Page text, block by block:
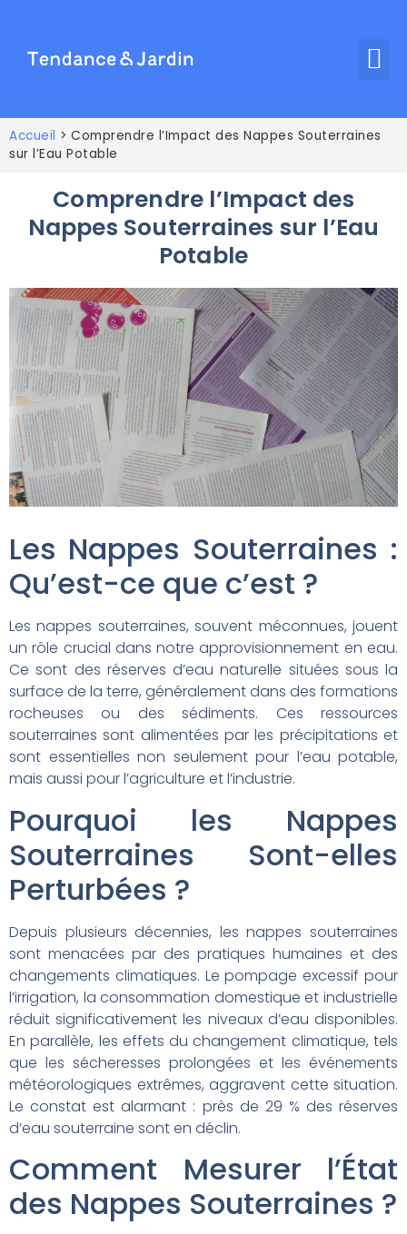
Accueil > Comprendre l’Impact des Nappes Souterraines
sur l’Eau Potable
Comprendre l’Impact des
Nappes Souterraines sur l’Eau
Potable
Les Nappes Souterraines :
Qu’est-ce que c’est ?
Les nappes souterraines, souvent méconnues, jouent
un rôle crucial dans notre approvisionnement en eau.
Ce sont des réserves d’eau naturelle situées sous la
surface de la terre, généralement dans des formations
rocheuses ou des sédiments. Ces ressources
souterraines sont alimentées par les précipitations et
sont essentielles non seulement pour l’eau potable,
mais aussi pour l’agriculture et l’industrie.
Pourquoi les Nappes
Souterraines Sont-elles
Perturbées ?
Depuis plusieurs décennies, les nappes souterraines
sont menacées par des pratiques humaines et des
changements climatiques. Le pompage excessif pour
l’irrigation, la consommation domestique et industrielle
réduit significativement les niveaux d’eau disponibles.
En parallèle, les effets du changement climatique, tels
que les sécheresses prolongées et les événements
météorologiques extrêmes, aggravent cette situation.
Le constat est alarmant : près de 29 % des réserves
d’eau souterraine sont en déclin.
Comment Mesurer l’État
des Nappes Souterraines ?